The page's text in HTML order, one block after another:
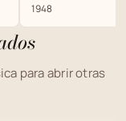
1948
para abrir otras